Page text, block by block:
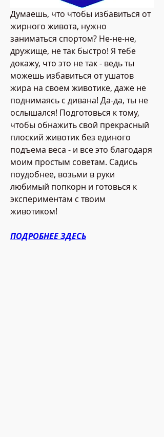
Думаешь, что чтобы избавиться от
жирного живота, нужно
заниматься спортом? Не-не-не,
дружище, не так быстро! Я тебе
докажу, что это не так - ведь ты
можешь избавиться от ушатов
жира на своем животике, даже не
поднимаясь с дивана! Да-да, ты не
ослышался! Подготовься к тому,
чтобы обнажить свой прекрасный
плоский животик без единого
подъема веса - и все это благодаря
моим простым советам. Садись
поудобнее, возьми в руки
любимый попкорн и готовься к
экспериментам с твоим
животиком!
ПОДРОБНЕЕ ЗДЕСЬ